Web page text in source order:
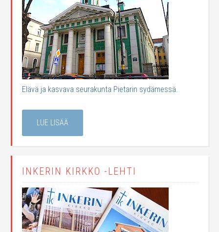
Elävä ja kasvava seurakunta Pietarin sydämessä.
LUE LISÄÄ
INKERIN KIRKKO -LEHTI